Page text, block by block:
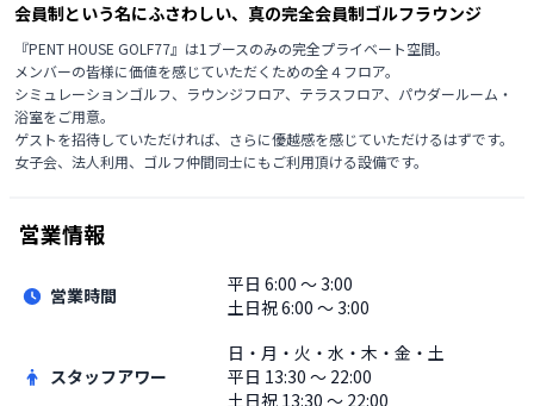
会員制という名にふさわしい、真の完全会員制ゴルフラウンジ
『PENT HOUSE GOLF77』は1ブースのみの完全プライベート空間。
メンバーの皆様に価値を感じていただくための全４フロア。
シミュレーションゴルフ、ラウンジフロア、テラスフロア、パウダールーム・
浴室をご用意。
ゲストを招待していただければ、さらに優越感を感じていただけるはずです。
女子会、法人利用、ゴルフ仲間同士にもご利用頂ける設備です。
営業情報
営業時間 平日 6:00 〜 3:00
土日祝6:00 〜 3:00
スタッフアワー
日・月・火・水・木・金・土
平日 13:30 〜 22:00
土日祝 13:30 〜 22:00